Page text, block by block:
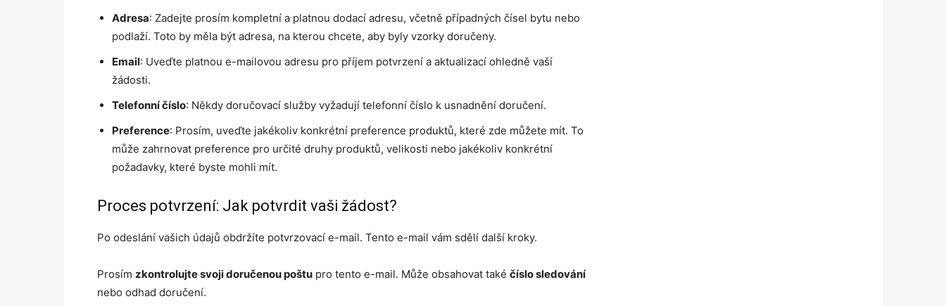
Adresa: Zadejte prosím kompletní a platnou dodací adresu, včetně případných čísel bytu nebo
podlaží. Toto by měla být adresa, na kterou chcete, aby byly vzorky doručeny.
Email: Uveďte platnou e-mailovou adresu pro příjem potvrzení a aktualizací ohledně vaší
žádosti.
Telefonní číslo: Někdy doručovací služby vyžadují telefonní číslo k usnadnění doručení.
Preference: Prosím, uveďte jakékoliv konkrétní preference produktů, které zde můžete mít. To
může zahrnovat preference pro určité druhy produktů, velikosti nebo jakékoliv konkrétní
požadavky, které byste mohli mít.
Proces potvrzení: Jak potvrdit vaši žádost?
Po odeslání vašich údajů obdržíte potvrzovací e-mail. Tento e-mail vám sdělí další kroky.
Prosím zkontrolujte svoji doručenou poštu pro tento e-mail. Může obsahovat také číslo sledování
nebo odhad doručení.